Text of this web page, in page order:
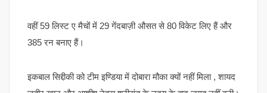
वहीं 59 लिस्ट ए मैचों में 29 गेंदबाज़ी औसत से 80 विकेट लिए हैं और
385 रन बनाए हैं।
इकबाल सिद्दीकी को टीम इण्डिया में दोबारा मौका क्यों नहीं मिला , शायद